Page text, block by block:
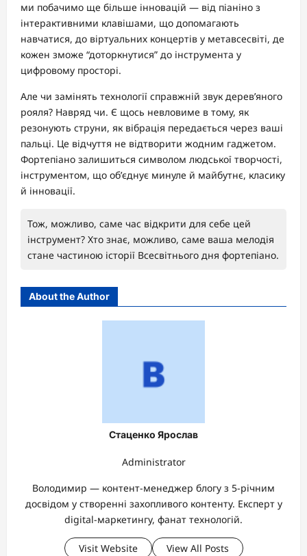
ми побачимо ще більше інновацій — від піаніно з
інтерактивними клавішами, що допомагають
навчатися, до віртуальних концертів у метавсесвіті, де
кожен зможе “доторкнутися” до інструмента у
цифровому просторі.
Але чи замінять технології справжній звук дерев’яного
рояля? Навряд чи. Є щось невловиме в тому, як
резонують струни, як вібрація передається через ваші
пальці. Це відчуття не відтворити жодним гаджетом.
Фортепіано залишиться символом людської творчості,
інструментом, що об’єднує минуле й майбутнє, класику
й інновації.
Тож, можливо, саме час відкрити для себе цей
інструмент? Хто знає, можливо, саме ваша мелодія
стане частиною історії Всесвітнього дня фортепіано.
About the Author
Стаценко Ярослав
Administrator
Володимир — контент-менеджер блогу з 5-річним
досвідом у створенні захопливого контенту. Експерт у
digital-маркетингу, фанат технологій.
Visit Website View All Posts